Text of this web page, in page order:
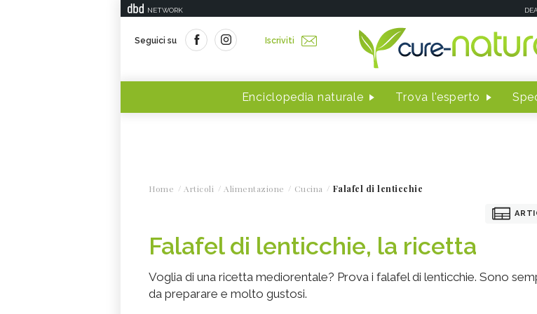
NETWORK
Seguici su Iscriviti
Enciclopedia naturale Trova l'esperto
Home Articoli Alimentazione Cucina Falafel di lenticchie
Falafel di lenticchie, la ricetta
Voglia di una ricetta mediorentale? Prova i falafel di lenticchie. Sono
da preparare e molto gustosi.